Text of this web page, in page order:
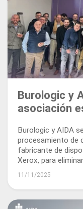
Burologic y
asociación
Francia
Burologic y AIDA
procesamiento de
fabricante de
Xerox, para
los errores de
flujos de trabajo
11/11/2025